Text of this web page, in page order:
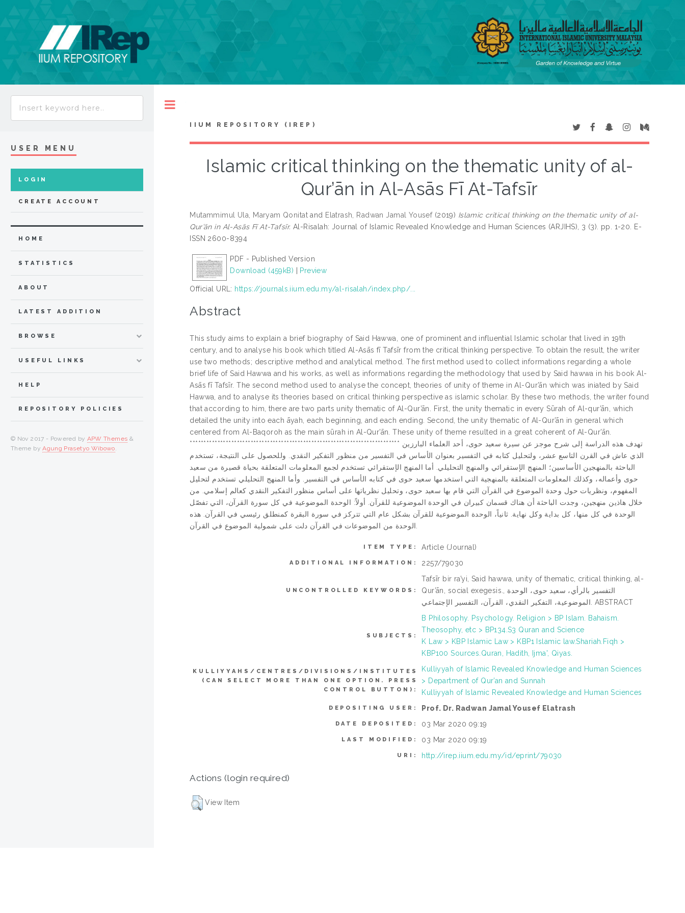
IIUM REPOSITORY (IREP)
Islamic critical thinking on the thematic unity of al-
Qur’ān in Al-Asās Fī At-Tafsīr
Mutammimul Ula, Maryam Qonitat and Elatrash, Radwan Jamal Yousef(2019) Islamic critical thinking on the thematic unity of al-
Qur’ān in Al-Asās Fī At-Tafsīr. Al-Risalah: Journal of Islamic Revealed Knowledge and Human Sciences (ARJIHS), 3 (3). pp. 1-20. E-
ISSN 2600-8394
PDF - Published Version
Download (459kB)
Preview
Official URL: https://journals.iium.edu.my/al-risalah/index.php/...
Abstract
This study aims to explain a brief biography of Said Hawwa, one of prominent and influential Islamic scholar that lived in 19th
century, and to analyse his book which titled Al-Asās fī Tafsīr from the critical thinking perspective. To obtain the result, the writer
use two methods; descriptive method and analytical method. The first method used to collect informations regarding a whole
brief life of Said Hawwa and his works, as well as informations regarding the methodology that used by Said hawwa in his book Al-
Asās fī Tafsīr. The second method used to analyse the concept, theories of unity of theme in Al-Qur’ān which was iniated by Said
Hawwa, and to analyse its theories based on critical thinking perspective as islamic scholar. By these two methods, the writer found
that according to him, there are two parts unity thematic of Al-Qur’ān. First, the unity thematic in every Sūrah of Al-qur’ān, which
detailed the unity into each āyah, each beginning, and each ending. Second, the unity thematic of Al-Qur’ān in general which
centered from Al-Baqoroh as the main sūrah in Al-Qur’ān. These unity of theme resulted in a great coherent of Al-Qur’ān.
**************************************************************************** تهدف هذه الدراسة إلى شرح موجز عن سيرة سعيد حوى، أحد العلماء البارزين
الذي عاش في القرن التاسع عشر، ولتحليل كتابه في التفسير بعنوان الأساس في التفسير من منظور التفكير النقدي. وللحصول على النتيجة، تستخدم
الباحثة بالمنهجين الأساسين؛ المنهج الإستقرائي والمنهج التحليلي. أما المنهج الإستقرائي تستخدم لجمع المعلومات المتعلقة بحياة قصيرة من سعيد
حوى وأعماله، وكذلك المعلومات المتعلقة بالمنهجية التي استخدمها سعيد حوى في كتابه الأساس في التفسير. وأما المنهج التحليلي تستخدم لتحليل
المفهوم، ونظريات حول وحدة الموضوع في القرآن التي قام بها سعيد حوى، وتحليل نظرياتها على أساس منظور التفكير النقدي كعالم إسلامي. من
خلال هاذين منهجين، وجدت الباحثة أن هناك قسمان كبيران في الوحدة الموضوعية للقرآن. أولاً: الوحدة الموضوعية في كل سورة القرآن، التي تفصّل
الوحدة في كل منها، كل بداية وكل نهاية. ثانياً، الوحدة الموضوعية للقرآن بشكل عام التي تتركز في سورة البقرة كمنطلق رئيسي في القرآن. هذه
الوحدة من الموضوعات في القرآن دلت على شمولية الموضوع في القرآن.
ITEM TYPE: Article (Journal)
ADDITIONAL INFORMATION: 2257/79030
UNCONTROLLED KEYWORDS:
Tafsīr bir ra’yi, Said hawwa, unity of thematic, critical thinking, al-
Qur’ān, social exegesis., التفسير بالرأي، سعيد حوى، الوحدة
الموضوعية، التفكير النقدي، القرآن، التفسير الإجتماعي. ABSTRACT
SUBJECTS:
B Philosophy. Psychology. Religion > BP Islam. Bahaism.
Theosophy, etc > BP134.S3 Quran and Science
K Law > KBP Islamic Law > KBP1 Islamic law.Shariah.Fiqh >
KBP100 Sources.Quran, Hadith, Ijma', Qiyas.
KULLIYYAHS/CENTRES/DIVISIONS/INSTITUTES
(CAN SELECT MORE THAN ONE OPTION. PRESS
CONTROL BUTTON):
Kulliyyah of Islamic Revealed Knowledge and Human Sciences
> Department of Qur’an and Sunnah
Kulliyyah of Islamic Revealed Knowledge and Human Sciences
DEPOSITING USER: Prof. Dr. Radwan Jamal Yousef Elatrash
DATE DEPOSITED: 03 Mar 2020 09:19
LAST MODIFIED: 03 Mar 2020 09:19
URI: http://irep.iium.edu.my/id/eprint/79030
Actions (login required)
View Item
USER MENU
LOGIN
CREATE ACCOUNT
HOME
STATISTICS
ABOUT
LATEST ADDITION
BROWSE
USEFUL LINKS
HELP
REPOSITORY POLICIES
© Nov 2017 - Powered by APW Themes &
Theme byAgung Prasetyo Wibowo.